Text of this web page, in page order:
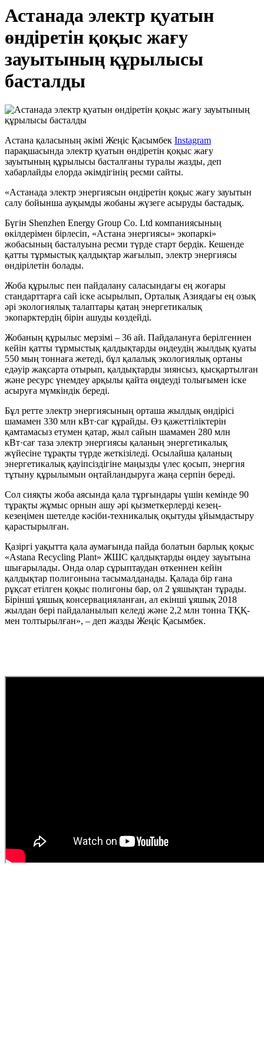
Астанада электр қуатын
өндіретін қоқыс жағу
зауытының құрылысы
басталды
Астана қаласының әкімі Жеңіс Қасымбек Instagram
парақшасында электр қуатын өндіретін қоқыс жағу
зауытының құрылысы басталғаны туралы жазды, деп
хабарлайды елорда әкімдігінің ресми сайты.
«Астанада электр энергиясын өндіретін қоқыс жағу зауытын
салу бойынша ауқымды жобаны жүзеге асыруды бастадық.
Бүгін Shenzhen Energy Group Co. Ltd компаниясының
өкілдерімен бірлесіп, «Астана энергиясы» экопаркі»
жобасының басталуына ресми түрде старт бердік. Кешенде
қатты тұрмыстық қалдықтар жағылып, электр энергиясы
өндірілетін болады.
Жоба құрылыс пен пайдалану саласындағы ең жоғары
стандарттарға сай іске асырылып, Орталық Азиядағы ең озық
әрі экологиялық талаптары қатаң энергетикалық
экопарктердің бірін ашуды көздейді.
Жобаның құрылыс мерзімі – 36 ай. Пайдалануға берілгеннен
кейін қатты тұрмыстық қалдықтарды өңдеудің жылдық қуаты
550 мың тоннаға жетеді, бұл қалалық экологиялық ортаны
едәуір жақсарта отырып, қалдықтарды зиянсыз, қысқартылған
және ресурс үнемдеу арқылы қайта өңдеуді толығымен іске
асыруға мүмкіндік береді.
Бұл ретте электр энергиясының орташа жылдық өндірісі
шамамен 330 млн кВт·сағ құрайды. Өз қажеттіліктерін
қамтамасыз етумен қатар, жыл сайын шамамен 280 млн
кВт·сағ таза электр энергиясы қаланың энергетикалық
жүйесіне тұрақты түрде жеткізіледі. Осылайша қаланың
энергетикалық қауіпсіздігіне маңызды үлес қосып, энергия
тұтыну құрылымын оңтайландыруға жаңа серпін береді.
Сол сияқты жоба аясында қала тұрғындары үшін кемінде 90
тұрақты жұмыс орнын ашу әрі қызметкерлерді кезең-
кезеңімен шетелде кәсіби-техникалық оқытуды ұйымдастыру
қарастырылған.
Қазіргі уақытта қала аумағында пайда болатын барлық қоқыс
«Astana Recycling Plant» ЖШС қалдықтарды өңдеу зауытына
шығарылады. Онда олар сұрыптаудан өткеннен кейін
қалдықтар полигонына тасымалданады. Қалада бір ғана
рұқсат етілген қоқыс полигоны бар, ол 2 ұяшықтан тұрады.
Бірінші ұяшық консервацияланған, ал екінші ұяшық 2018
жылдан бері пайдаланылып келеді және 2,2 млн тонна ТҚҚ-
мен толтырылған», – деп жазды Жеңіс Қасымбек.